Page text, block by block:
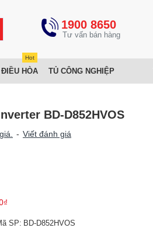
1900 8650
HÒA
Hot
TỦ CÔNG NGHIỆP
BD-D852HVOS
- Viết đánh giá
SP: BD-D852HVOS